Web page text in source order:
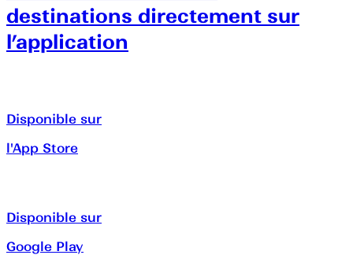
destinations directement sur
l’application
Disponible sur
l'App Store
Disponible sur
Google Play